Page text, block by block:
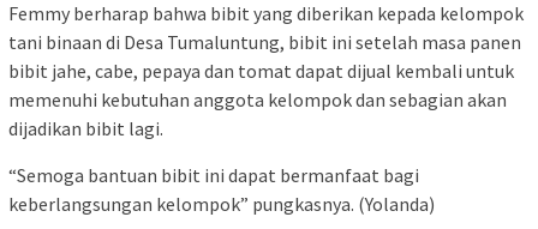
Femmy berharap bahwa bibit yang diberikan kepada kelompok
tani binaan di Desa Tumaluntung, bibit ini setelah masa panen
bibit jahe, cabe, pepaya dan tomat dapat dijual kembali untuk
memenuhi kebutuhan anggota kelompok dan sebagian akan
dijadikan bibit lagi.
“Semoga bantuan bibit ini dapat bermanfaat bagi
keberlangsungan kelompok” pungkasnya. (Yolanda)